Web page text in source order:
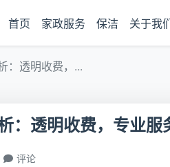
首页 家政服务 保洁 关于我
：透明收费，...
：透明收费，专业服
评论